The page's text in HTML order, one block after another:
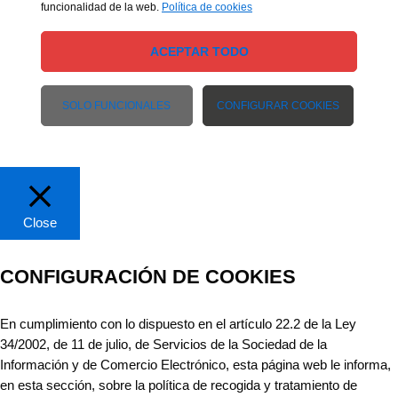
funcionalidad de la web. Política de cookies
ACEPTAR TODO
SOLO FUNCIONALES CONFIGURAR COOKIES
Close
CONFIGURACIÓN DE COOKIES
En cumplimiento con lo dispuesto en el artículo 22.2 de la Ley
34/2002, de 11 de julio, de Servicios de la Sociedad de la
Información y de Comercio Electrónico, esta página web le informa,
en esta sección, sobre la política de recogida y tratamiento de